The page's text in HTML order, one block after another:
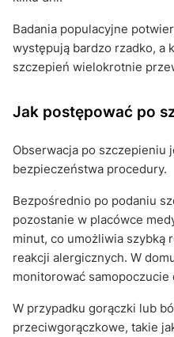
Badania populacyjne
występują bardzo rzadko, a
szczepień wielokrotnie
Jak postępować po
Obserwacja po szczepieniu
bezpieczeństwa procedury.
Bezpośrednio po podaniu
pozostanie w placówce
minut, co umożliwia szybką
reakcji alergicznych. W
monitorować samopoczucie
W przypadku gorączki lub
przeciwgorączkowe, takie